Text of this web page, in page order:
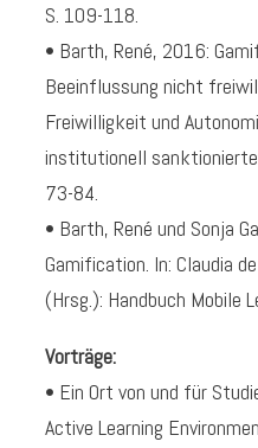
S. 109-118.
• Barth, René, 2016:
Beeinflussung nicht
Freiwilligkeit und
institutionell
73-84.
• Barth, René und Sonja
Gamification. In: Claudia
(Hrsg.): Handbuch Mobile
Vorträge:
• Ein Ort von und für
Active Learning